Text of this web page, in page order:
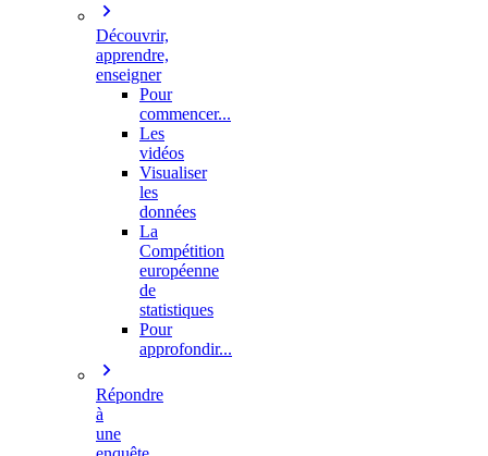
Découvrir,
apprendre,
enseigner
Pour
commencer...
Les
vidéos
Visualiser
les
données
La
Compétition
européenne
de
statistiques
Pour
approfondir...
Répondre
à
une